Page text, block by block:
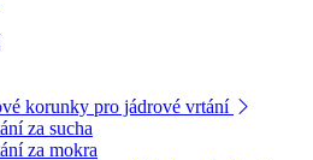
korunky pro jádrové vrtání
za sucha
za mokra